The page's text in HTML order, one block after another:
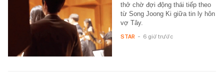
thở chờ đợi động thái tiếp theo
từ Song Joong Ki giữa tin ly hôn
vợ Tây.
STAR - 6 giờ trước